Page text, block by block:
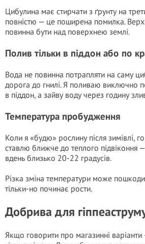
Цибулина має стирчати з ґрунту на
повністю — це поширена помилка.
повинна бути над поверхнею землі.
Полив тільки в піддон або по
Вода не повинна потрапляти на саму
дорога до гнилі. Я поливаю виключно
в піддон, а зайву воду через годину
Температура пробудження
Коли я «будю» рослину після зимівлі,
ставлю ближче до теплого підвіконня
вдень близько 20-22 градусів.
Різка зміна температури може
тільки-но починає рости.
Добрива для
Якщо говорити про магазинні